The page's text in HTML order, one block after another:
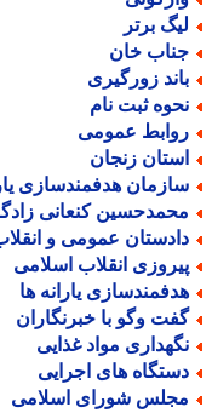
برتر
خان
زورگیری
ثبت نام
عمومی
زنجان
هدفمندسازی یارانه
کنعانی زادگان
عمومی و انقلاب
انقلاب اسلامی
یارانه ها
وگو با خبرنگاران
مواد غذایی
های اجرایی
شورای اسلامی